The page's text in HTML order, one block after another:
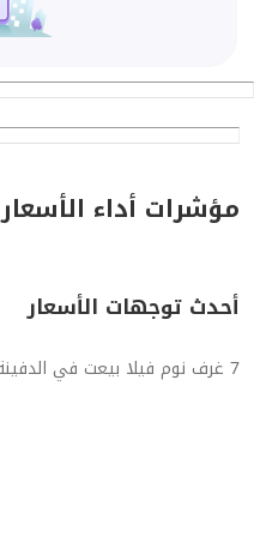
مؤشرات أداء الأسعار
أحدث توجهات الأسعار
7 غرف نوم فيلا بيعت في الدفينة و الدوحة